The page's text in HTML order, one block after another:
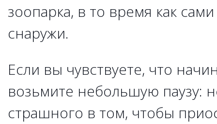
зоопарка, в то время как
снаружи.
Если вы чувствуете, что
возьмите небольшую паузу:
страшного в том, чтобы